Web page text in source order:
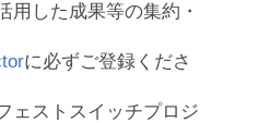
用した成果等の集約・
に必ずご登録くださ
ェストスイッチプロジ